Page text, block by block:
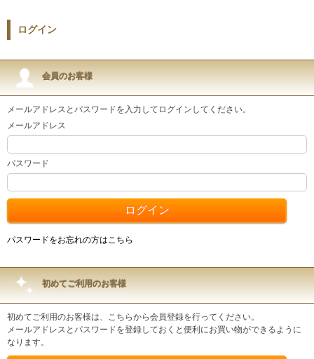
ログイン
会員のお客様
メールアドレスとパスワードを入力してログインしてください。
メールアドレス
パスワード
パスワードをお忘れの方はこちら
初めてご利用のお客様
初めてご利用のお客様は、こちらから会員登録を行ってください。
メールアドレスとパスワードを登録しておくと便利にお買い物ができるように
なります。